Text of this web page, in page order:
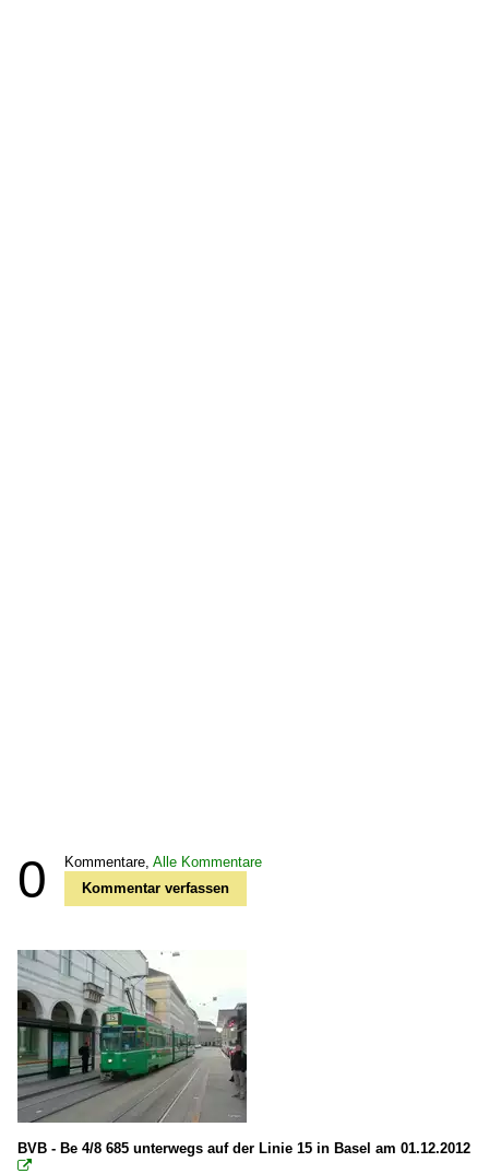
0 Kommentare, Alle Kommentare
Kommentar verfassen
BVB - Be 4/8 685 unterwegs auf der Linie 15 in Basel am 01.12.2012
